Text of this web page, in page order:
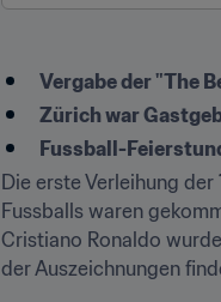
Vergabe der "The
Zürich war
Fussball-
Die erste Verleihung der
Fussballs waren
Cristiano Ronaldo
der Auszeichnungen